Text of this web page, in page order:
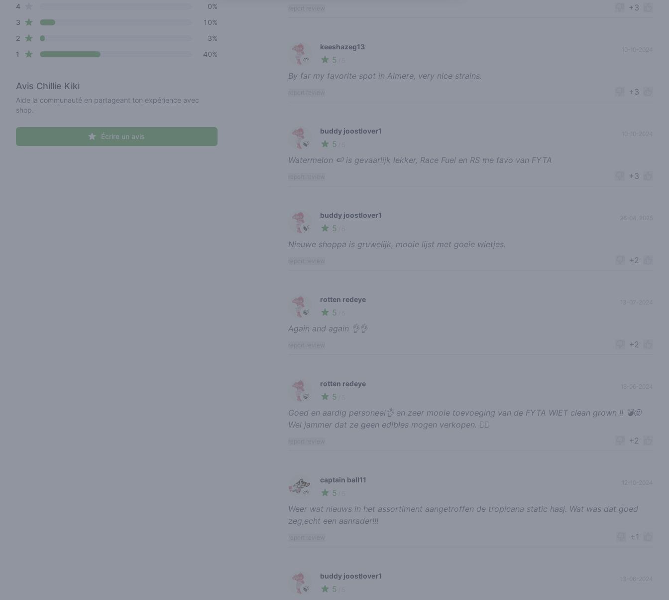
4star reviews
0%
3 star reviews
10%
2 star reviews
3%
1 star reviews 40%
Avis Chillie Kiki
Aide la communauté en partageant ton expérience avec
shop.
Écrire un avis
+3
🌱
keeshazeg13
5
By far my favorite spot in Almere, very nice strains.
+3
🍃
buddy joostlover1
5
Watermelon 🍉 is gevaarlijk lekker, Race Fuel en RS me favo van FYTA
+3
🍃
buddy joostlover1
5
Nieuwe shoppa is gruwelijk, mooie lijst met goeie wietjes.
+2
🍃
rotten redeye
5
13-07-2024
Again and again 👌👌
+2
🍃
rotten redeye
5
Goed en aardig personeel👌 en zeer mooie toevoeging van de FYTA WIET clean grown !! 💣🤩
Wel jammer dat ze geen edibles mogen verkopen. 😮‍💨
+2
🌱
captain ball11
5
Weer wat nieuws in het assortiment aangetroffen de tropicana static hasj. Wat was dat goed
zeg,echt een aanrader!!!
+1
🍃
buddy joostlover1
5
13-06-2024